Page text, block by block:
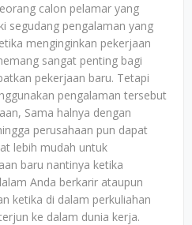
calon pelamar yang
segudang pengalaman yang
menginginkan pekerjaan
sangat penting bagi
pekerjaan baru. Tetapi
pengalaman tersebut
Sama halnya dengan
perusahaan pun dapat
lebih mudah untuk
baru nantinya ketika
Anda berkarir ataupun
ketika di dalam perkuliahan
ke dalam dunia kerja.